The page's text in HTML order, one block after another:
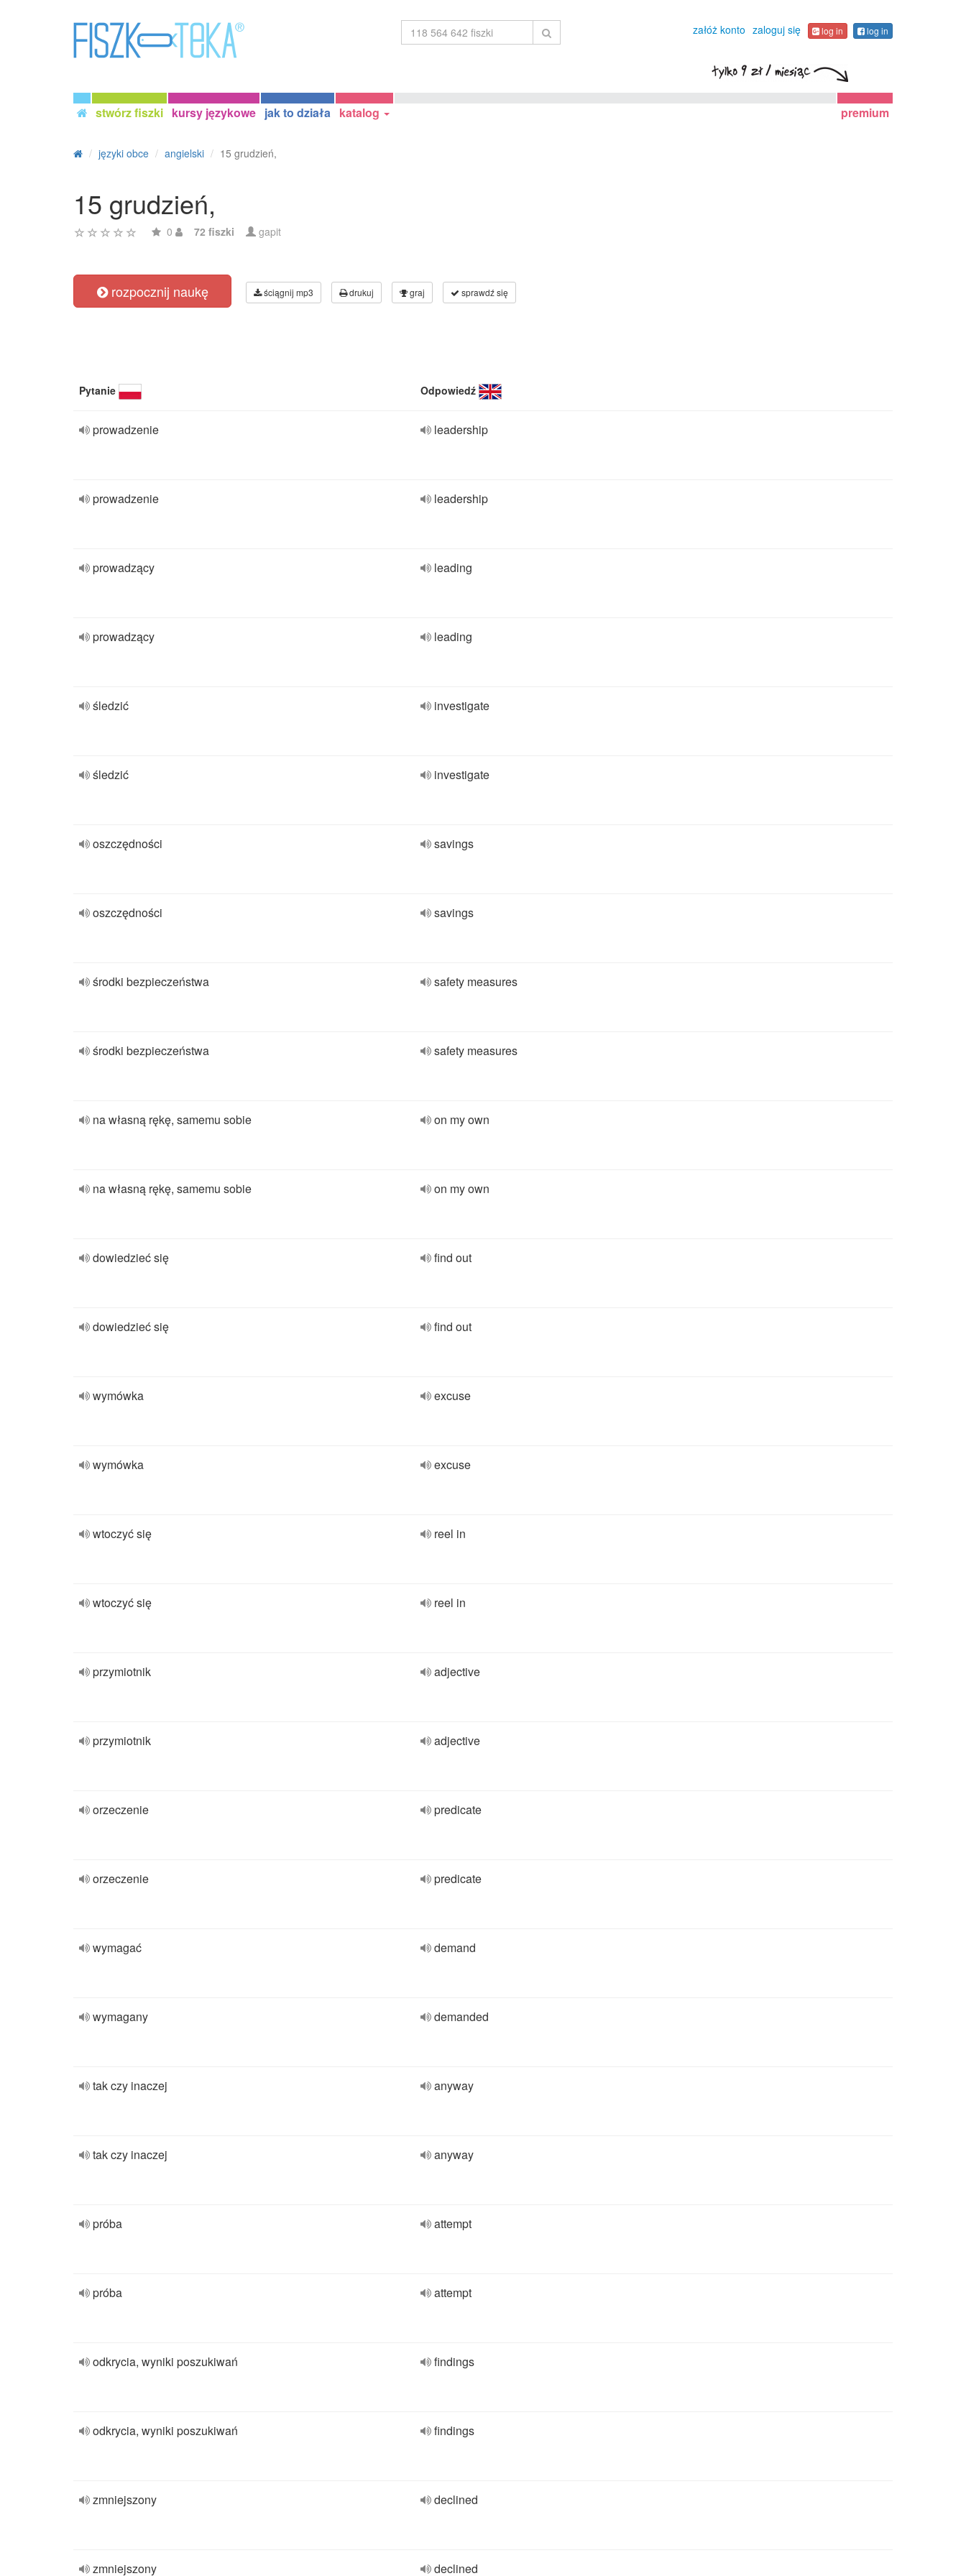
załóż konto zaloguj się log in log in
stwórz fiszki kursy językowe jak to działa katalog premium
języki obce angielski 15 grudzień,
15 grudzień,
0 72 fiszki gapit
rozpocznij naukę ściągnij mp3 drukuj graj sprawdź się
Pytanie Odpowiedź
prowadzenie leadership
prowadzenie leadership
prowadzący leading
prowadzący leading
śledzić investigate
śledzić investigate
oszczędności savings
oszczędności savings
środki bezpieczeństwa safety measures
środki bezpieczeństwa safety measures
na własną rękę, samemu sobie on my own
na własną rękę, samemu sobie on my own
dowiedzieć się find out
dowiedzieć się find out
wymówka excuse
wymówka excuse
wtoczyć się reel in
wtoczyć się reel in
przymiotnik adjective
przymiotnik adjective
orzeczenie predicate
orzeczenie predicate
wymagać demand
wymagany demanded
tak czy inaczej anyway
tak czy inaczej anyway
próba attempt
próba attempt
odkrycia, wyniki poszukiwań findings
odkrycia, wyniki poszukiwań findings
zmniejszony declined
zmniejszony declined